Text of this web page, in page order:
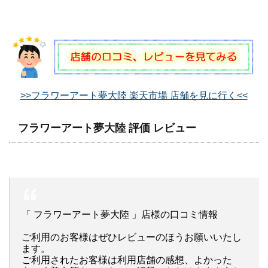
>>フラワーアート夢大陸 楽天市場 店舗を見に行く<<
フラワーアート夢大陸 評価 レビュー
「 フラワーアート夢大陸 」店様の口コミ情報
ご利用のお客様はぜひレビューのほうお願いいたし
ます。
ご利用されたお客様は利用店舗の感想、よかった